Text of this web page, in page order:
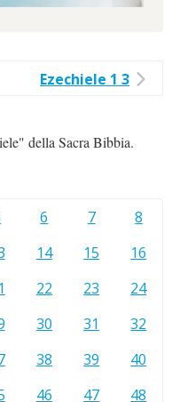
Ezechiele 1 3
della Sacra Bibbia.
6 7
8
14 15
16
22 23
24
30 31
32
38 39
40
46 47 48